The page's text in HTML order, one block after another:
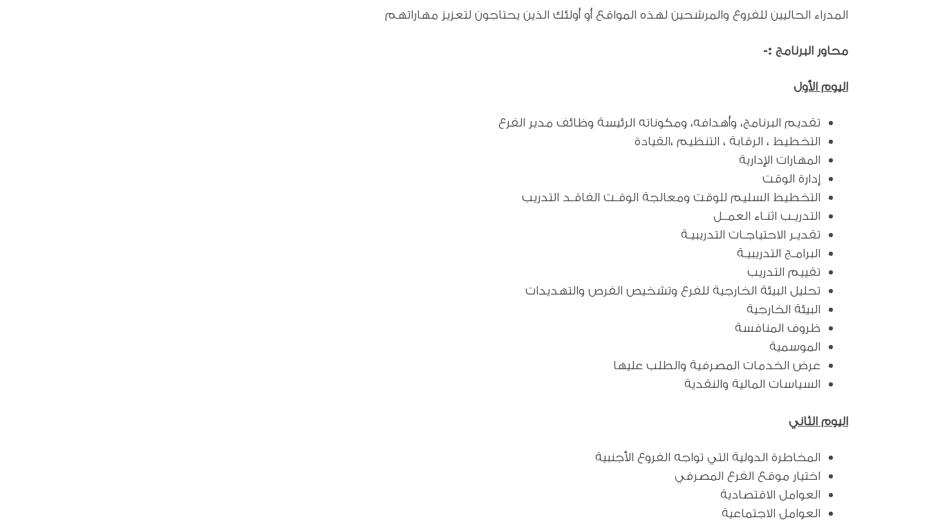
المدراء الحاليين للفروع والمرشحين لهذه المواقع أو أولئك الذين يحتاجون لتعزيز مهاراتهم
محاور البرنامج :-
اليوم الأول
تقديم البرنامج، وأهدافه، ومكوناته الرئيسة وظائف مدير الفرع
التخطيط ، الرقابة ، التنظيم ،القيادة
المهارات الإدارية
إدارة الوقت
التخطيط السليم للوقت ومعالجة الوقـت الفاقـد التدريب
التدريـب اثنـاء العمــل
تقديـر الاحتياجـات التدريبيـة
البرامـج التدريبيـة
تقييم التدريب
تحليل البيئة الخارجية للفرع وتشخيص الفرص والتهديدات
البيئة الخارجية
ظروف المنافسة
الموسمية
عرض الخدمات المصرفية والطلب عليها
السياسات المالية والنقدية
اليوم الثاني
المخاطرة الدولية التي تواجه الفروع الأجنبية
اختيار موقع الفرع المصرفي
العوامل الاقتصادية
العوامل الاجتماعية